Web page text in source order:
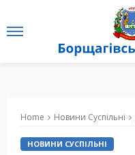
Home Новини Суспільні
НОВИНИ СУСПІЛЬНІ